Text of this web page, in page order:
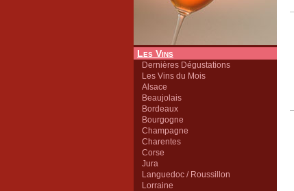
Les Vins
Dernières Dégustations
Les Vins du Mois
Alsace
Beaujolais
Bordeaux
Bourgogne
Champagne
Charentes
Corse
Jura
Languedoc / Roussillon
Lorraine